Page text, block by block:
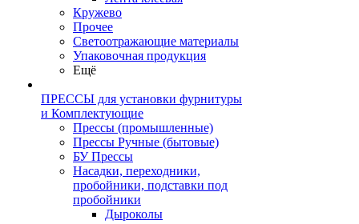
Кружево
Прочее
Светоотражающие материалы
Упаковочная продукция
Ещё
ПРЕССЫ для установки фурнитуры
и Комплектующие
Прессы (промышленные)
Прессы Ручные (бытовые)
БУ Прессы
Насадки, переходники,
пробойники, подставки под
пробойники
Дыроколы